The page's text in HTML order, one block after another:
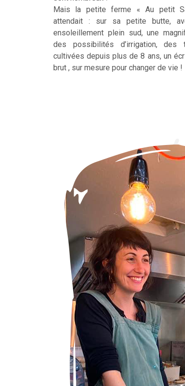
Mais la petite ferme « Au petit
attendait : sur sa petite butte,
ensoleillement plein sud, une
des possibilités d’irrigation, des
cultivées depuis plus de 8 ans, un
brut , sur mesure pour changer de vie !